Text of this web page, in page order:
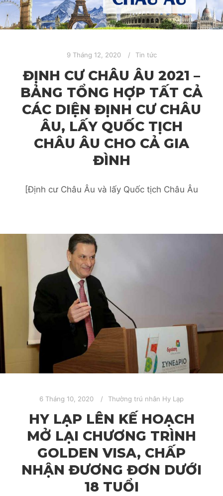
9 Tháng 12, 2020 Tin tức
ĐỊNH CƯ CHÂU ÂU 2021 –
BẢNG TỔNG HỢP TẤT CẢ
CÁC DIỆN ĐỊNH CƯ CHÂU
ÂU, LẤY QUỐC TỊCH
CHÂU ÂU CHO CẢ GIA
ĐÌNH
[Định cư Châu Âu và lấy Quốc tịch Châu Âu
6 Tháng 10, 2020 Thường trú nhân Hy Lạp
HY LẠP LÊN KẾ HOẠCH
MỞ LẠI CHƯƠNG TRÌNH
GOLDEN VISA, CHẤP
NHẬN ĐƯƠNG ĐƠN DƯỚI
18 TUỔI